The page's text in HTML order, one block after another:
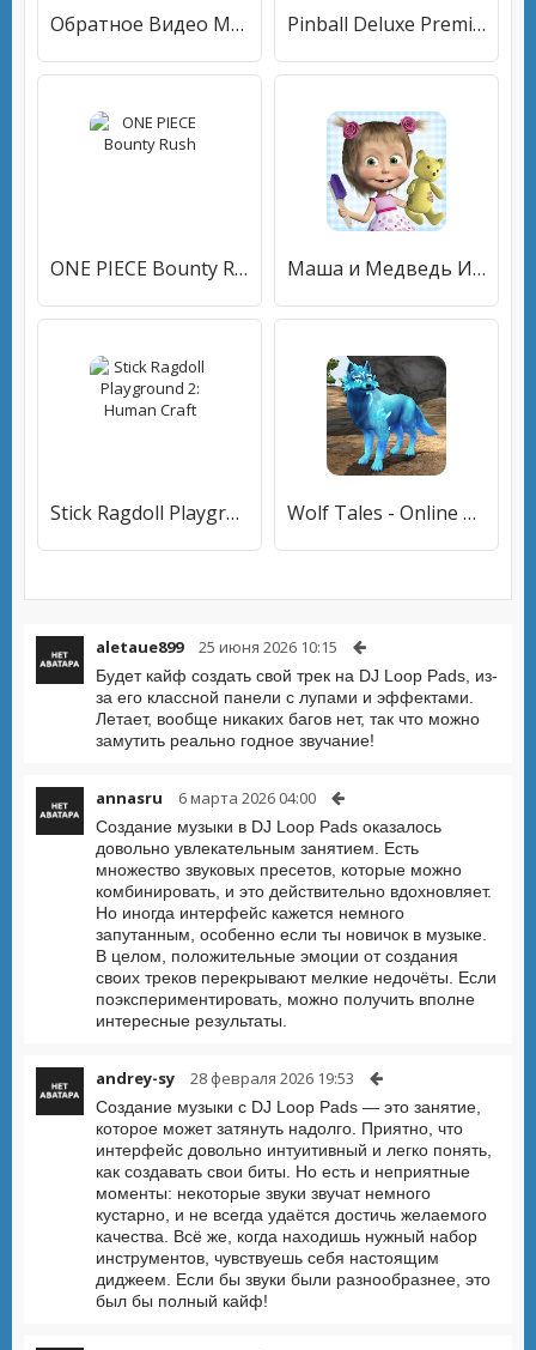
Обратное Видео Мастер - Перемотка видео & Loop Pinball Deluxe Premium
ONE PIECE Bounty Rush Маша и Медведь Игры для Девочек: Уборка в Доме
Stick Ragdoll Playground 2: Human Craft Wolf Tales - Online Animal Sim
aletaue899 25 июня 2026 10:15
Будет кайф создать свой трек на DJ Loop Pads, из-
за его классной панели с лупами и эффектами.
Летает, вообще никаких багов нет, так что можно
замутить реально годное звучание!
annasru 6 марта 2026 04:00
Создание музыки в DJ Loop Pads оказалось
довольно увлекательным занятием. Есть
множество звуковых пресетов, которые можно
комбинировать, и это действительно вдохновляет.
Но иногда интерфейс кажется немного
запутанным, особенно если ты новичок в музыке.
В целом, положительные эмоции от создания
своих треков перекрывают мелкие недочёты. Если
поэкспериментировать, можно получить вполне
интересные результаты.
andrey-sy 28 февраля 2026 19:53
Создание музыки с DJ Loop Pads — это занятие,
которое может затянуть надолго. Приятно, что
интерфейс довольно интуитивный и легко понять,
как создавать свои биты. Но есть и неприятные
моменты: некоторые звуки звучат немного
кустарно, и не всегда удаётся достичь желаемого
качества. Всё же, когда находишь нужный набор
инструментов, чувствуешь себя настоящим
диджеем. Если бы звуки были разнообразнее, это
был бы полный кайф!